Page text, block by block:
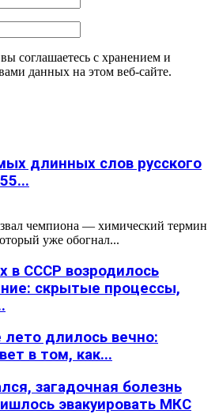
соглашаетесь с хранением и
данных на этом веб-сайте.
длинных слов русского
чемпиона — химический термин
уже обогнал...
в СССР возродилось
скрытые процессы,
длилось вечно:
в том, как...
загадочная болезнь
эвакуировать МКС